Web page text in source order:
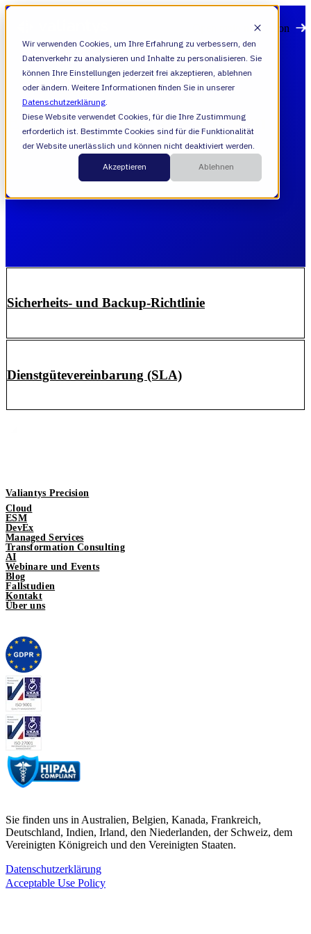
Wir verwenden Cookies, um Ihre Erfahrung zu verbessern, den
Datenverkehr zu analysieren und Inhalte zu personalisieren. Sie
können Ihre Einstellungen jederzeit frei akzeptieren, ablehnen
oder ändern. Weitere Informationen finden Sie in unserer
Datenschutzerklärung.
Diese Website verwendet Cookies, für die Ihre Zustimmung
erforderlich ist. Bestimmte Cookies sind für die Funktionalität
der Website unerlässlich und können nicht deaktiviert werden.
Akzeptieren
Ablehnen
Open main navigation
EMEA-Plattform-Politiken
Sicherheits- und Backup-Richtlinie
Dienstgütevereinbarung (SLA)
Valiantys Precision
Cloud
ESM
DevEx
Managed Services
Transformation Consulting
AI
Webinare und Events
Blog
Fallstudien
Kontakt
Über uns
Sie finden uns in Australien, Belgien, Kanada, Frankreich,
Deutschland, Indien, Irland, den Niederlanden, der Schweiz, dem
Vereinigten Königreich und den Vereinigten Staaten.
Datenschutzerklärung
Acceptable Use Policy